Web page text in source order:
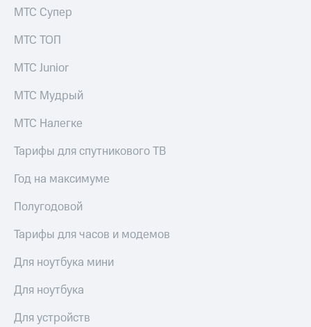
для дома
Услуги
Акции
Домашний
ТВ
Спутниковое
в МТС
номером
Поддержка
и подписки
Видеонаблюдение
для дома
мес
МТС
Premium
Подписка
интернета,
музыка
другое
Семейная
Скидка
на тарифы,
общие
подписки
МТС Супер
МТС ТОП
МТС Junior
МТС Мудрый
МТС Налегке
Тарифы для спутникового ТВ
Год на максимуме
Полугодовой
Тарифы для часов и модемов
Для ноутбука мини
Для ноутбука
Для устройств